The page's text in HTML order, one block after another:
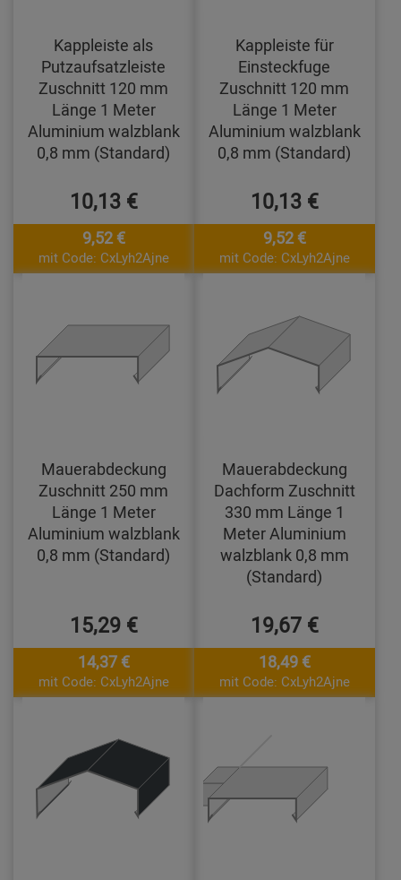
Kappleiste als
Putzaufsatzleiste
Zuschnitt 120 mm
Länge 1 Meter
Aluminium walzblank
0,8 mm (Standard)
10,13 €
9,52 €
mit Code: CxLyh2Ajne
Kappleiste für
Einsteckfuge
Zuschnitt 120 mm
Länge 1 Meter
Aluminium walzblank
0,8 mm (Standard)
10,13 €
9,52 €
mit Code: CxLyh2Ajne
Mauerabdeckung
Zuschnitt 250 mm
Länge 1 Meter
Aluminium walzblank
0,8 mm (Standard)
15,29 €
14,37 €
mit Code: CxLyh2Ajne
Mauerabdeckung
Dachform Zuschnitt
330 mm Länge 1
Meter Aluminium
walzblank 0,8 mm
(Standard)
19,67 €
18,49 €
mit Code: CxLyh2Ajne